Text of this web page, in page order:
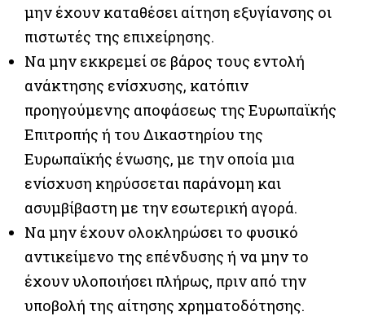
μην έχουν καταθέσει αίτηση εξυγίανσης οι
πιστωτές της επιχείρησης.
Να μην εκκρεμεί σε βάρος τους εντολή
ανάκτησης ενίσχυσης, κατόπιν
προηγούμενης αποφάσεως της Ευρωπαϊκής
Επιτροπής ή του Δικαστηρίου της
Ευρωπαϊκής ένωσης, με την οποία μια
ενίσχυση κηρύσσεται παράνομη και
ασυμβίβαστη με την εσωτερική αγορά.
Να μην έχουν ολοκληρώσει το φυσικό
αντικείμενο της επένδυσης ή να μην το
έχουν υλοποιήσει πλήρως, πριν από την
υποβολή της αίτησης χρηματοδότησης.